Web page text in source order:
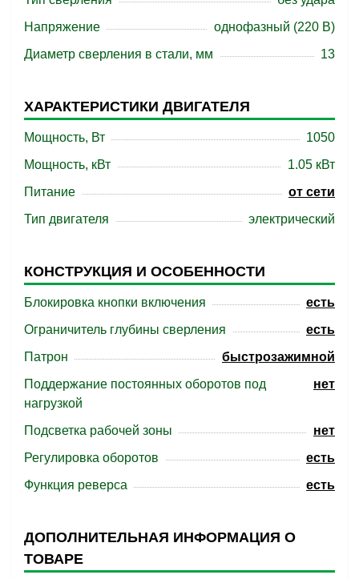
Напряжение
однофазный (220 В)
Диаметр сверления в стали, мм
13
ХАРАКТЕРИСТИКИ ДВИГАТЕЛЯ
Мощность, Вт
1050
Мощность, кВт
1.05 кВт
Питание
от сети
Тип двигателя
электрический
КОНСТРУКЦИЯ И ОСОБЕННОСТИ
Блокировка кнопки включения
есть
Ограничитель глубины сверления
есть
Патрон
быстрозажимной
Поддержание постоянных оборотов под
нагрузкой
нет
Подсветка рабочей зоны
нет
Регулировка оборотов
есть
Функция реверса
есть
ДОПОЛНИТЕЛЬНАЯ ИНФОРМАЦИЯ О
ТОВАРЕ